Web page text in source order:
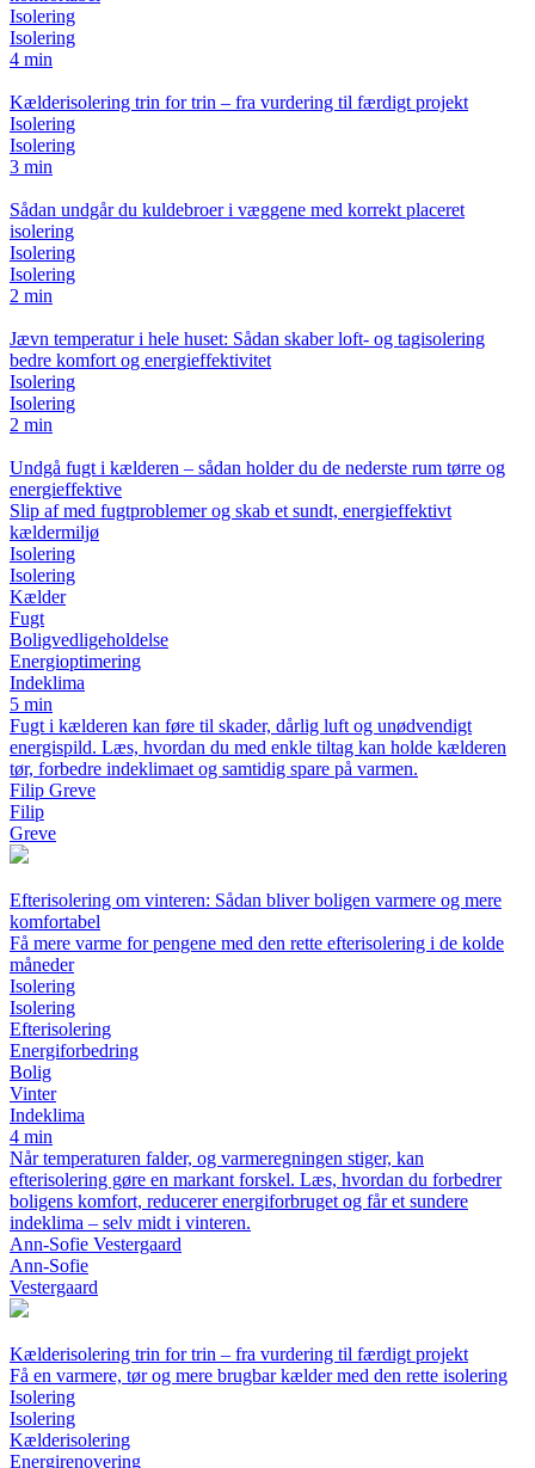
Isolering
Isolering
4 min
Kælderisolering trin for trin – fra vurdering til færdigt projekt
Isolering
Isolering
3 min
Sådan undgår du kuldebroer i væggene med korrekt placeret
isolering
Isolering
Isolering
2 min
Jævn temperatur i hele huset: Sådan skaber loft- og tagisolering
bedre komfort og energieffektivitet
Isolering
Isolering
2 min
Undgå fugt i kælderen – sådan holder du de nederste rum tørre og
energieffektive
Slip af med fugtproblemer og skab et sundt, energieffektivt
kældermiljø
Isolering
Isolering
Kælder
Fugt
Boligvedligeholdelse
Energioptimering
Indeklima
5 min
Fugt i kælderen kan føre til skader, dårlig luft og unødvendigt
energispild. Læs, hvordan du med enkle tiltag kan holde kælderen
tør, forbedre indeklimaet og samtidig spare på varmen.
Filip Greve
Filip
Greve
Efterisolering om vinteren: Sådan bliver boligen varmere og mere
komfortabel
Få mere varme for pengene med den rette efterisolering i de kolde
måneder
Isolering
Isolering
Efterisolering
Energiforbedring
Bolig
Vinter
Indeklima
4 min
Når temperaturen falder, og varmeregningen stiger, kan
efterisolering gøre en markant forskel. Læs, hvordan du forbedrer
boligens komfort, reducerer energiforbruget og får et sundere
indeklima – selv midt i vinteren.
Ann-Sofie Vestergaard
Ann-Sofie
Vestergaard
Kælderisolering trin for trin – fra vurdering til færdigt projekt
Få en varmere, tør og mere brugbar kælder med den rette isolering
Isolering
Isolering
Kælderisolering
Energirenovering